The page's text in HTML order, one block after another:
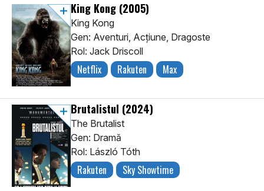
King Kong (2005)
King Kong
Gen: Aventuri, Acţiune, Dragoste
Rol: Jack Driscoll
Netflix Rakuten Max
Brutalistul (2024)
The Brutalist
Gen: Dramă
Rol: László Tóth
Rakuten Sky Showtime